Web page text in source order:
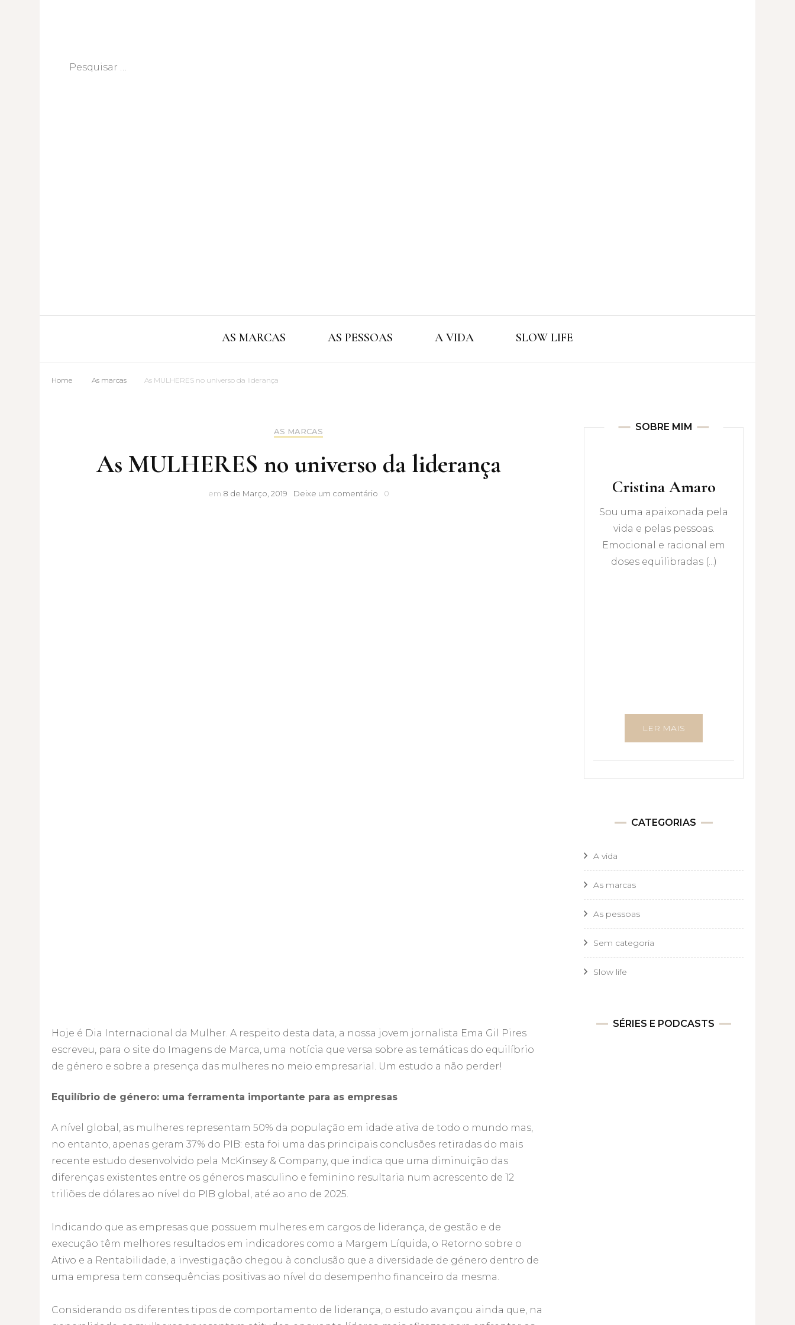
Pesquisar
Cristina Amaro
AS MARCAS AS PESSOAS A VIDA SLOW LIFE
Home As marcas As MULHERES no universo da liderança
AS MARCAS
As MULHERES no universo da liderança
em 8 de Março, 2019 Deixe um comentárioAs0
Hoje é Dia Internacional da Mulher. A respeito desta data, a nossa jovem jornalista Ema Gil Pires
escreveu, para o site do Imagens de Marca, uma notícia que versa sobre as temáticas do equilíbrio
de género e sobre a presença das mulheres no meio empresarial. Um estudo a não perder!
Equilíbrio de género: uma ferramenta importante para as empresas
A nível global, as mulheres representam 50% da população em idade ativa de todo o mundo mas,
no entanto, apenas geram 37% do PIB: esta foi uma das principais conclusões retiradas do mais
recente estudo desenvolvido pela McKinsey & Company, que indica que uma diminuição das
diferenças existentes entre os géneros masculino e feminino resultaria num acrescento de 12
triliões de dólares ao nível do PIB global, até ao ano de 2025.
Indicando que as empresas que possuem mulheres em cargos de liderança, de gestão e de
execução têm melhores resultados em indicadores como a Margem Líquida, o Retorno sobre o
Ativo e a Rentabilidade, a investigação chegou à conclusão que a diversidade de género dentro de
uma empresa tem consequências positivas ao nível do desempenho financeiro da mesma.
Considerando os diferentes tipos de comportamento de liderança, o estudo avançou ainda que, na
SOBRE MIM
Cristina Amaro
Sou uma apaixonada pela
vida e pelas pessoas.
Emocional e racional em
doses equilibradas (...)
LER MAIS
CATEGORIAS
A vida
As marcas
As pessoas
Sem categoria
Slow life
SÉRIES E PODCASTS